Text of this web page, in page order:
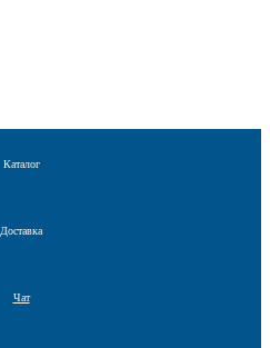
Каталог
Доставка
Чат